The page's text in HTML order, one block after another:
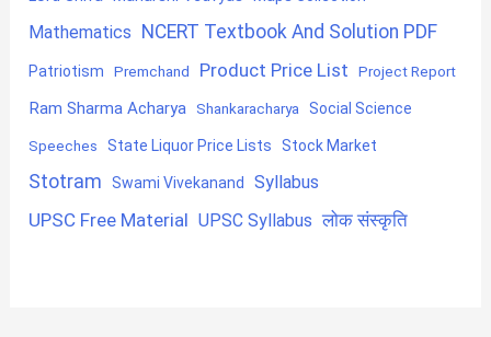
Mathematics NCERT Textbook And Solution PDF
Patriotism Premchand Product Price List Project Report
Ram Sharma Acharya Shankaracharya Social Science
Speeches State Liquor Price Lists Stock Market
Stotram Swami Vivekanand Syllabus
UPSC Free Material UPSC Syllabus लोक संस्कृति